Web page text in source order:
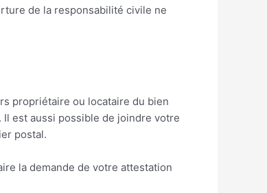
de la responsabilité civile ne
propriétaire ou locataire du bien
Il est aussi possible de joindre votre
postal.
la demande de votre attestation